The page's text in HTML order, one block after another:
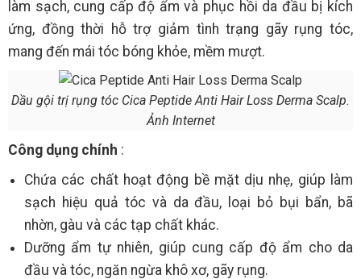
làm sạch, cung cấp độ ẩm và phục hồi da đầu bị kích
ứng, đồng thời hỗ trợ giảm tình trạng gãy rụng tóc,
mang đến mái tóc bóng khỏe, mềm mượt.
Dầu gội trị rụng tóc Cica Peptide Anti Hair Loss Derma Scalp.
Ảnh Internet
Công dụng chính :
Chứa các chất hoạt động bề mặt dịu nhẹ, giúp làm
sạch hiệu quả tóc và da đầu, loại bỏ bụi bẩn, bã
nhờn, gàu và các tạp chất khác.
Dưỡng ẩm tự nhiên, giúp cung cấp độ ẩm cho da
đầu và tóc, ngăn ngừa khô xơ, gãy rụng.